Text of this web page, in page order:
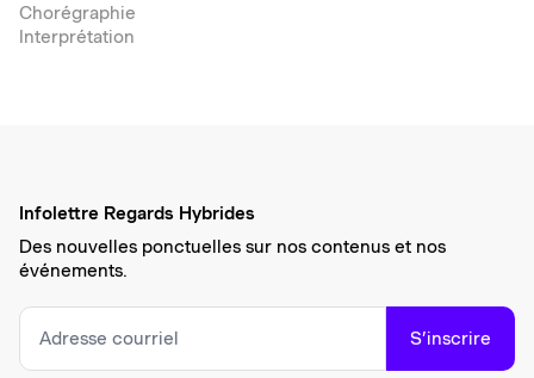
Chorégraphie
Interprétation
Infolettre Regards Hybrides
Des nouvelles ponctuelles sur nos contenus et nos
événements.
S’inscrire